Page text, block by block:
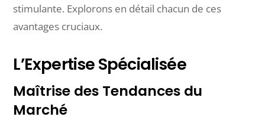
stimulante. Explorons en détail chacun de ces
avantages cruciaux.
L’Expertise Spécialisée
Maîtrise des Tendances du
Marché